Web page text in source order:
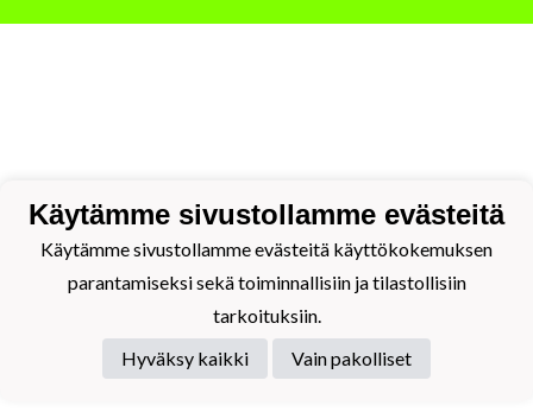
Käytämme sivustollamme evästeitä
Käytämme sivustollamme evästeitä käyttökokemuksen
parantamiseksi sekä toiminnallisiin ja tilastollisiin
tarkoituksiin.
Hyväksy kaikki
Vain pakolliset